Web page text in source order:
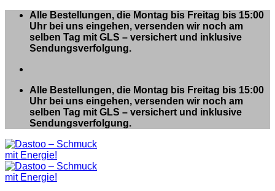
Zum
springen
Alle Bestellungen, die Montag bis Freitag bis 15:00
Uhr bei uns eingehen, versenden wir noch am
selben Tag mit GLS – versichert und inklusive
Sendungsverfolgung.
Alle Bestellungen, die Montag bis Freitag bis 15:00
Uhr bei uns eingehen, versenden wir noch am
selben Tag mit GLS – versichert und inklusive
Sendungsverfolgung.